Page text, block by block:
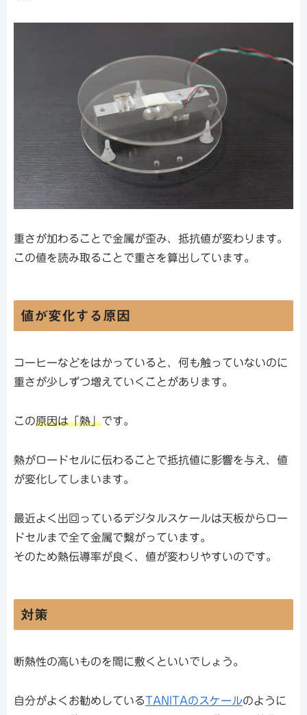
重さが加わることで金属が歪み、抵抗値が変わります。
この値を読み取ることで重さを算出しています。
値が変化する原因
コーヒーなどをはかっていると、何も触っていないのに
重さが少しずつ増えていくことがあります。
この原因は「熱」です。
熱がロードセルに伝わることで抵抗値に影響を与え、値
が変化してしまいます。
最近よく出回っているデジタルスケールは天板からロー
ドセルまで全て金属で繋がっています。
そのため熱伝導率が良く、値が変わりやすいのです。
対策
断熱性の高いものを間に敷くといいでしょう。
自分がよくお勧めしているTANITAのスケールのように